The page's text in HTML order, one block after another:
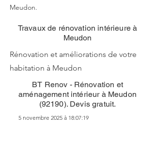
Meudon.
Travaux de rénovation intérieure à
Meudon
Rénovation et améliorations de votre
habitation à Meudon
BT Renov - Rénovation et
aménagement intérieur à Meudon
(92190). Devis gratuit.
5 novembre 2025 à 18:07:19